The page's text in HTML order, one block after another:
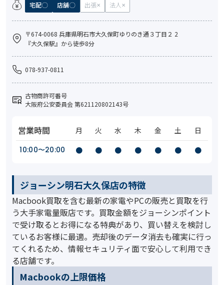
宅配 店舗 出張 法人
〒674-0068 兵庫県明石市大久保町ゆりのき通３丁目２ 2
『大久保駅』から徒歩8分
078-937-0811
古物商許可番号
大阪府公安委員会 第621120802143号
営業時間 月 火 水 木 金 土
日
10:00〜20:00
● ● ● ● ● ● ●
ジョーシン明石大久保店の特徴
Macbook買取を含む最新の家電やPCの販売と買取を行
う大手家電量販店です。買取金額をジョーシンポイント
で受け取るとお得になる特典があり、買い替えを検討し
ているお客様に最適。売却後のデータ消去も確実に行っ
てくれるため、情報セキュリティ面で安心して利用でき
る店舗です。
️Macbookの上限価格